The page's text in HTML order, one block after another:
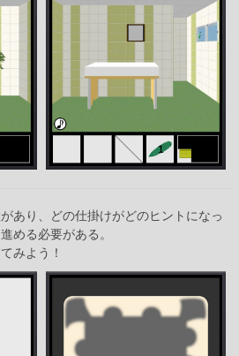
あり、どの仕掛けがどのヒントになっ
める必要がある。
みよう！